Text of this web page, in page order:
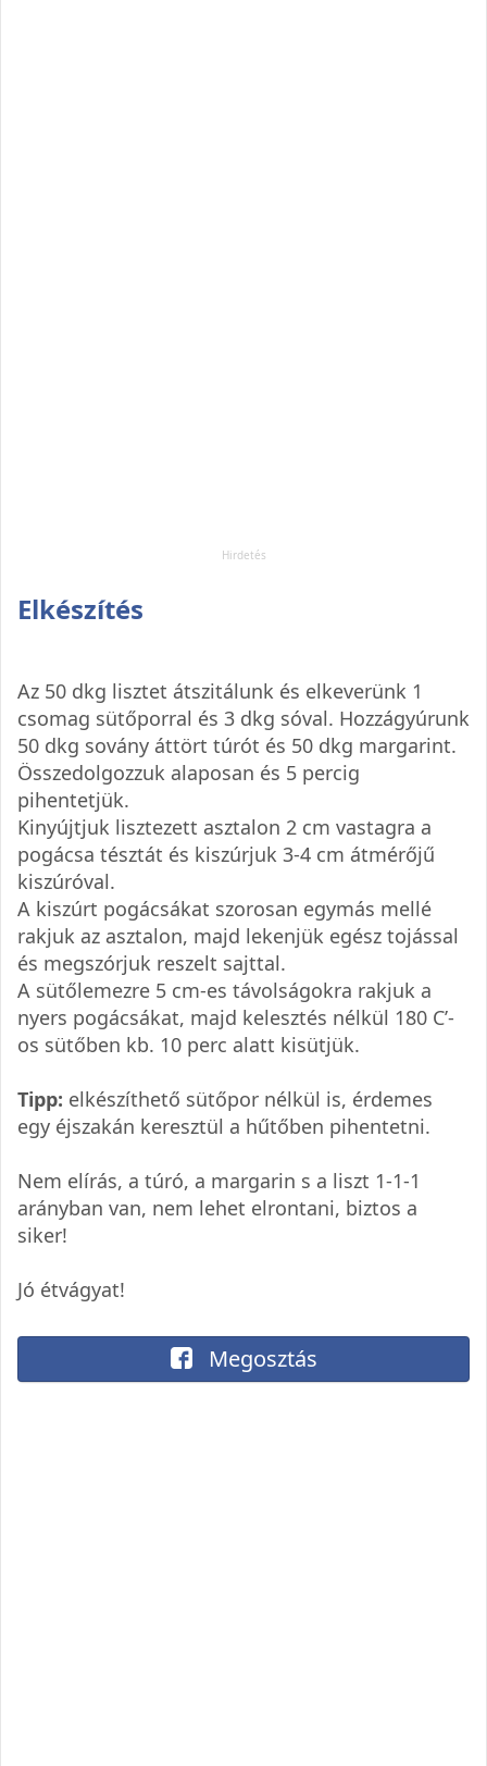
Elkészítés
Az 50 dkg lisztet átszitálunk és elkeverünk 1
csomag sütőporral és 3 dkg sóval. Hozzágyúrunk
50 dkg sovány áttört túrót és 50 dkg margarint.
Összedolgozzuk alaposan és 5 percig
pihentetjük.
Kinyújtjuk lisztezett asztalon 2 cm vastagra a
pogácsa tésztát és kiszúrjuk 3-4 cm átmérőjű
kiszúróval.
A kiszúrt pogácsákat szorosan egymás mellé
rakjuk az asztalon, majd lekenjük egész tojással
és megszórjuk reszelt sajttal.
A sütőlemezre 5 cm-es távolságokra rakjuk a
nyers pogácsákat, majd kelesztés nélkül 180 C’-
os sütőben kb. 10 perc alatt kisütjük.
Tipp: elkészíthető sütőpor nélkül is, érdemes
egy éjszakán keresztül a hűtőben pihentetni.
Nem elírás, a túró, a margarin s a liszt 1-1-1
arányban van, nem lehet elrontani, biztos a
siker!
Jó étvágyat!
Megosztás